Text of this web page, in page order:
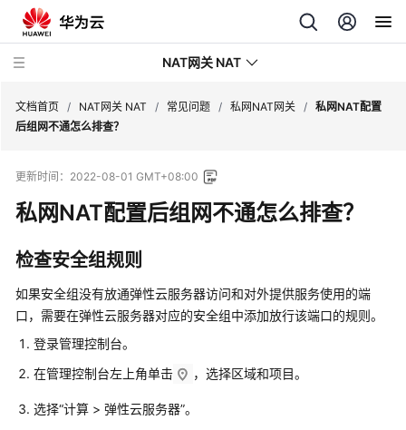
NAT网关 NAT
新
动
态
产
品
介
绍
计
说
文档首页 / NAT网关 NAT / 常见问题 / 私网NAT网关 / 私网NAT配置
后组网不通怎么排查？
更新时间： 2022-08-01 GMT+08:00
私网NAT配置后组网不通怎么排查？
检查安全组规则
如果安全组没有放通弹性云服务器访问和对外提供服务使用的端
口，需要在弹性云服务器对应的安全组中添加放行该端口的规则。
登录管理控制台。
在管理控制台左上角单击
，选择区域和项目。
选择“计算 > 弹性云服务器”。